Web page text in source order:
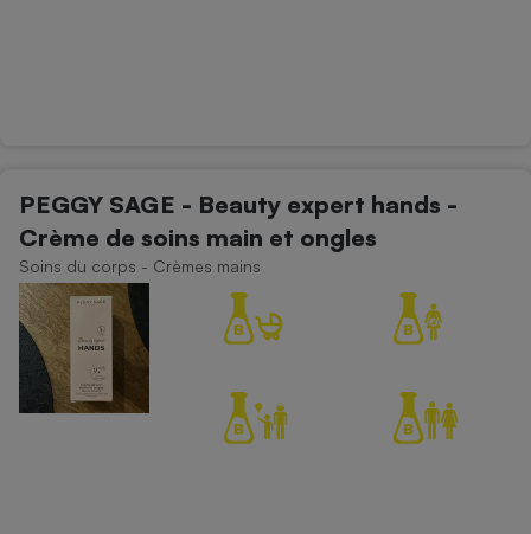
PEGGY SAGE - Beauty expert hands -
Crème de soins main et ongles
Soins du corps - Crèmes mains